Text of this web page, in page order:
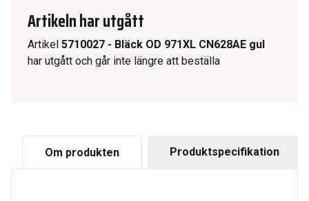
Artikeln har utgått
Artikel 5710027 - Bläck OD 971XL CN628AE gul
har utgått och går inte längre att beställa
Om produkten Produktspecifikation